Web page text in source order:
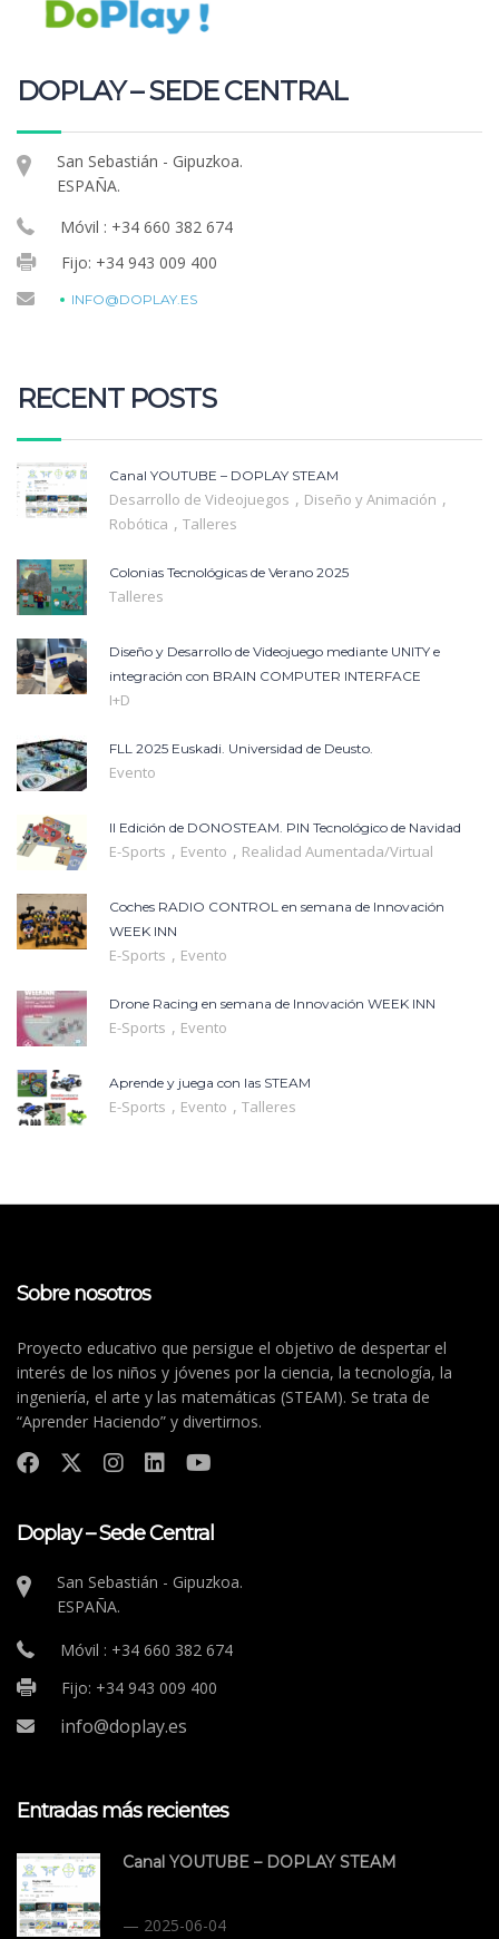
DOPLAY – SEDE CENTRAL
San Sebastián - Gipuzkoa.
ESPAÑA.
Móvil : +34 660 382 674
Fijo: +34 943 009 400
INFO@DOPLAY.ES
RECENT POSTS
Canal YOUTUBE – DOPLAY STEAM
Desarrollo de Videojuegos , Diseño y Animación ,
Robótica , Talleres
Colonias Tecnológicas de Verano 2025
Talleres
Diseño y Desarrollo de Videojuego mediante UNITY e
integración con BRAIN COMPUTER INTERFACE
I+D
FLL 2025 Euskadi. Universidad de Deusto.
Evento
II Edición de DONOSTEAM. PIN Tecnológico de Navidad
E-Sports , Evento , Realidad Aumentada/Virtual
Coches RADIO CONTROL en semana de Innovación
WEEK INN
E-Sports , Evento
Drone Racing en semana de Innovación WEEK INN
E-Sports , Evento
Aprende y juega con las STEAM
E-Sports , Evento , Talleres
Sobre nosotros
Proyecto educativo que persigue el objetivo de despertar el
interés de los niños y jóvenes por la ciencia, la tecnología, la
ingeniería, el arte y las matemáticas (STEAM). Se trata de
“Aprender Haciendo” y divertirnos.
Doplay – Sede Central
San Sebastián - Gipuzkoa.
ESPAÑA.
Móvil : +34 660 382 674
Fijo: +34 943 009 400
info@doplay.es
Entradas más recientes
Canal YOUTUBE – DOPLAY STEAM
2025-06-04